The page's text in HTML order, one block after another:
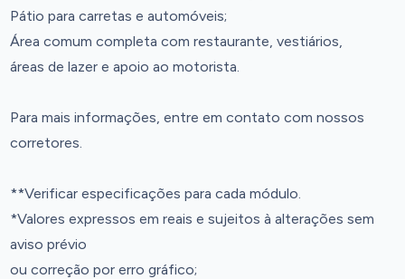
Pátio para carretas e automóveis;
Área comum completa com restaurante, vestiários,
áreas de lazer e apoio ao motorista.
Para mais informações, entre em contato com nossos
corretores.
**Verificar especificações para cada módulo.
*Valores expressos em reais e sujeitos à alterações sem
aviso prévio
ou correção por erro gráfico;